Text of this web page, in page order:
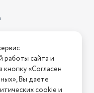
работы сайта и
«Согласен
Вы даете
cookie и